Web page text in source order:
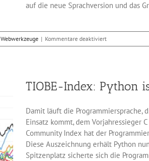
auf die neue Sprachversion und das
Webwerkzeuge | Kommentare deaktiviertfür
NetBeans
Matching
für
Ausdrücke
TIOBE-Index: Python
Damit läuft die Programmiersprache,
Einsatz kommt, dem Vorjahressieger
Community Index hat der
Diese Auszeichnung erhält Python
Spitzenplatz sicherte sich die